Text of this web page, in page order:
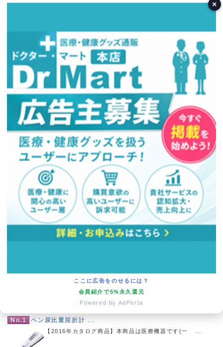
営業日カレンダー
今月(2026年8月)
日 月 火 水 木 金 土
1
3 4 5 6 7
8
9
1011 12131415
171819 202122
2425262728 29
31
翌月(2026年9月)
火 水 木 金
1
2 3 4
8 9 10
1718 19
(
発送業務休日)
売り上げランキング
No.1 ペン尿比重屈折計 ...
【2016年カタログ商品】本商品は医療機器です(一 ...
ここに広告をのせるには？
会員紹介で5%永久還元
Powered by AdPorta
×